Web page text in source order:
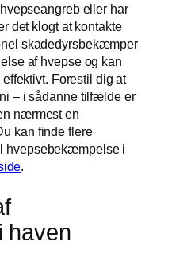
eller har
det klogt at kontakte
skadedyrsbekæmper
af hvepse og kan
Forestil dig at
– i sådanne tilfælde er
nærmest en
kan finde flere
hvepsebekæmpelse i
.
haven